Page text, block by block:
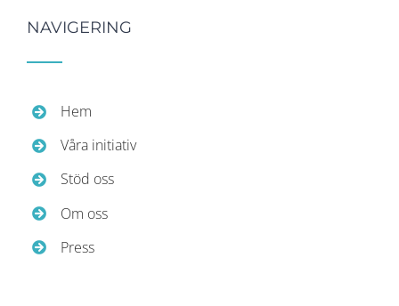
NAVIGERING
Hem
Våra initiativ
Stöd oss
Om oss
Press